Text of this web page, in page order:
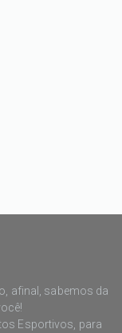
afinal, sabemos da
Esportivos, para